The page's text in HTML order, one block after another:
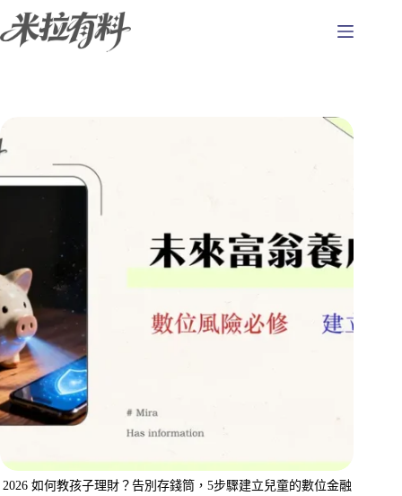
至
2026 如何教孩子理財？告別存錢筒，5步驟建立兒童的數位金融